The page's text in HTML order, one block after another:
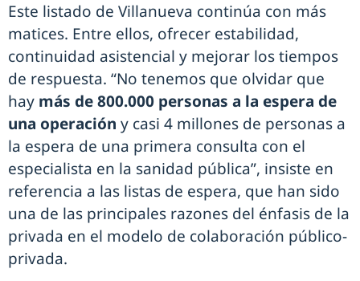
Este listado de Villanueva continúa con más
matices. Entre ellos, ofrecer estabilidad,
continuidad asistencial y mejorar los tiempos
de respuesta. “No tenemos que olvidar que
hay más de 800.000 personas a la espera de
una operación y casi 4 millones de personas a
la espera de una primera consulta con el
especialista en la sanidad pública”, insiste en
referencia a las listas de espera, que han sido
una de las principales razones del énfasis de la
privada en el modelo de colaboración público-
privada.